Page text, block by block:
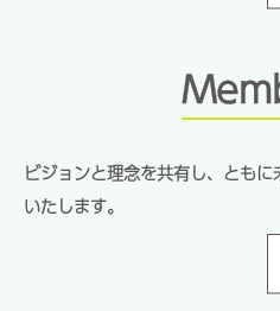
ビジョンと理念を共有し、とも
いたします。